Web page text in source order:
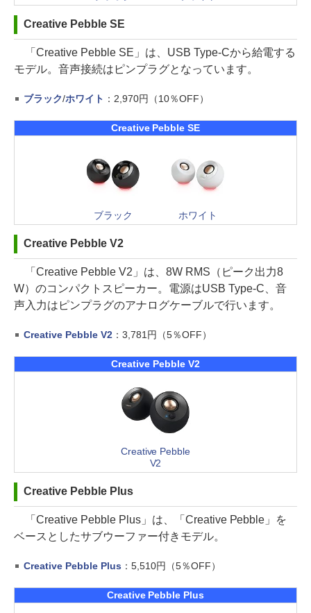
Creative Pebble SE
「Creative Pebble SE」は、USB Type-Cから給電する
モデル。音声接続はピンプラグとなっています。
ブラック/ホワイト ：2,970円（10％OFF）
Creative Pebble SE
ブラック ホワイト
Creative Pebble V2
「Creative Pebble V2」は、8W RMS（ピーク出力8
W）のコンパクトスピーカー。電源はUSB Type-C、音
声入力はピンプラグのアナログケーブルで行います。
Creative Pebble V2：3,781円（5％OFF）
Creative Pebble V2
Creative Pebble
V2
Creative Pebble Plus
「Creative Pebble Plus」は、「Creative Pebble」を
ベースとしたサブウーファー付きモデル。
Creative Pebble Plus ：5,510円（5％OFF）
Creative Pebble Plus